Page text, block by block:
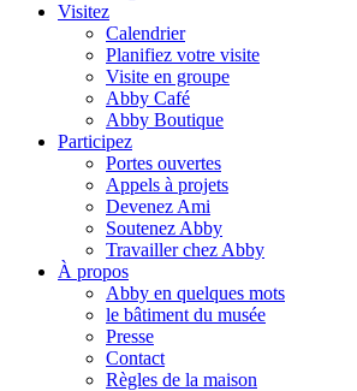
Visitez
Calendrier
Planifiez votre visite
Visite en groupe
Abby Café
Abby Boutique
Participez
Portes ouvertes
Appels à projets
Devenez Ami
Soutenez Abby
Travailler chez Abby
À propos
Abby en quelques mots
le bâtiment du musée
Presse
Contact
Règles de la maison